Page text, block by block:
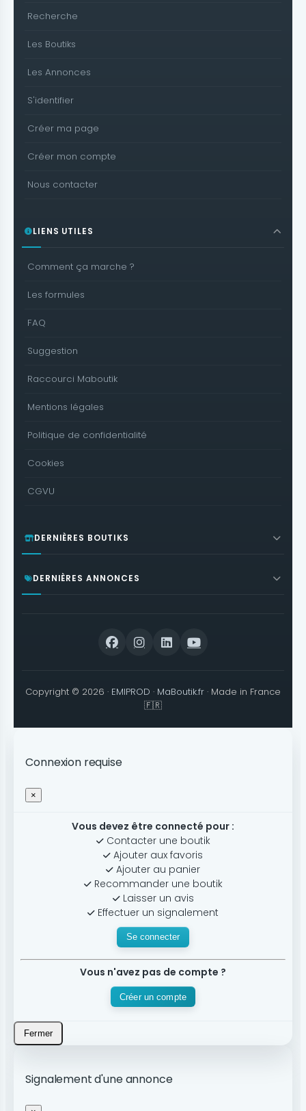
Recherche
Les Boutiks
Les Annonces
S'identifier
Créer ma page
Créer mon compte
Nous contacter
LIENS UTILES
Comment ça marche ?
Les formules
FAQ
Suggestion
Raccourci Maboutik
Mentions légales
Politique de confidentialité
Cookies
CGVU
DERNIÈRES BOUTIKS
DERNIÈRES ANNONCES
Copyright © 2026 · EMIPROD · MaBoutik.fr · Made in France
🇫🇷
Connexion requise
×
Vous devez être connecté pour :
Contacter une boutik
Ajouter aux favoris
Ajouter au panier
Recommander une boutik
Laisser un avis
Effectuer un signalement
Se connecter
Vous n'avez pas de compte ?
Créer un compte
Fermer
Signalement d'une annonce